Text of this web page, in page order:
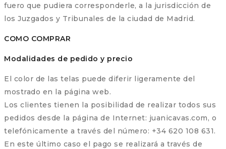
fuero que pudiera corresponderle, a la jurisdicción de
los Juzgados y Tribunales de la ciudad de Madrid.
COMO COMPRAR
Modalidades de pedido y precio
El color de las telas puede diferir ligeramente del
mostrado en la página web.
Los clientes tienen la posibilidad de realizar todos sus
pedidos desde la página de Internet: juanicavas.com, o
telefónicamente a través del número: +34 620 108 631.
En este último caso el pago se realizará a través de